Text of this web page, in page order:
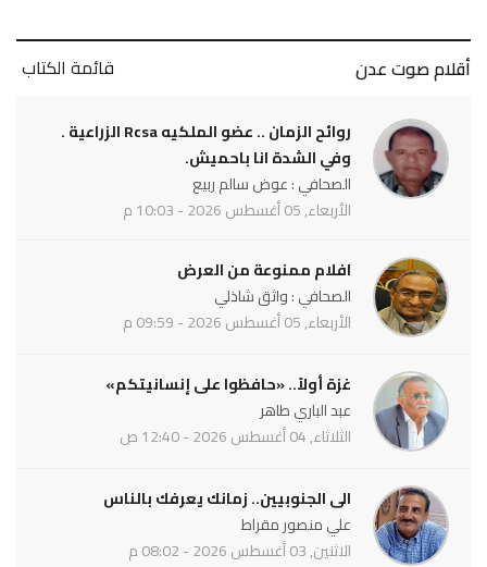
أقلام صوت عدن قائمة الكتاب
روائح الزمان .. عضو الملكيه Rcsa الزراعية .
وفي الشدة انا باحميش.
الصحافي : عوض سالم ربيع
الأربعاء, 05 أغسطس 2026 - 10:03 م
افلام ممنوعة من العرض
الصحافي : واثق شاذلي
الأربعاء, 05 أغسطس 2026 - 09:59 م
غزة أولاً.. «حافظوا على إنسانيتكم»
عبد الباري طاهر
الثلاثاء, 04 أغسطس 2026 - 12:40 ص
الى الجنوبيين.. زمانك يعرفك بالناس
علي منصور مقراط
الاثنين, 03 أغسطس 2026 - 08:02 م